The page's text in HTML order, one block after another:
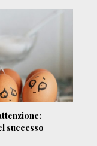
successo